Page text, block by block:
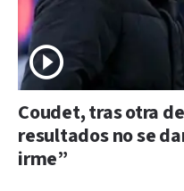
Coudet, tras otra
resultados no se
irme”